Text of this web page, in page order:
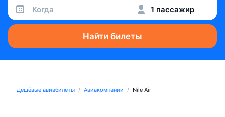
Когда 1 пассажир
Найти билеты
Дешёвые авиабилеты Авиакомпании Nile Air